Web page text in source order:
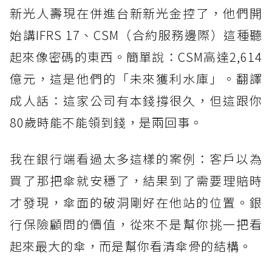
新光人壽現在併進台新新光金控了，他們開
始講IFRS 17、CSM（合約服務邊際）這種聽
起來像密碼的東西。簡單說：CSM高達2,614
億元，這是他們的「未來獲利水庫」。翻譯
成人話：這家公司有本錢撐很久，但這跟你
80歲時能不能領到錢，是兩回事。
我在銀行端看過太多這樣的案例：客戶以為
買了那把傘就安穩了，結果到了需要理賠時
才發現，傘面的破洞剛好在他站的位置。銀
行保險顧問的價值，從來不是幫你挑一把看
起來最大的傘，而是幫你看清傘骨的結構。